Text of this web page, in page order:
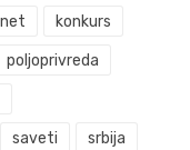
konkurs
poljoprivreda
saveti srbija